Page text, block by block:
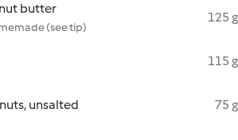
butter
(see tip)
125 g
115 g
unsalted
75 g